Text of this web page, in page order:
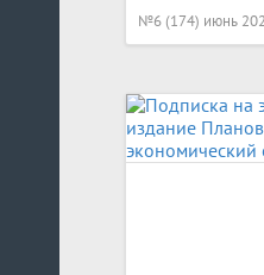
№6 (174) июнь